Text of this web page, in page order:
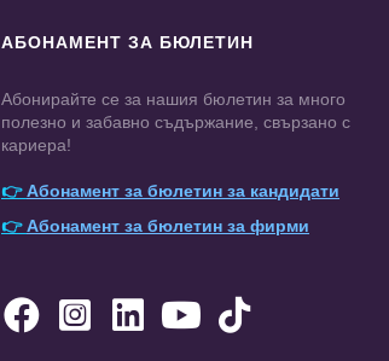
АБОНАМЕНТ ЗА БЮЛЕТИН
Абонирайте се за нашия бюлетин за много
полезно и забавно съдържание, свързано с
кариера!
👉Абонамент за бюлетин за кандидати
👉Абонамент за бюлетин за фирми
    